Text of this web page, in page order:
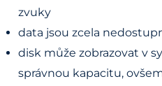
zvuky
data jsou zcela
disk může zobrazovat v
správnou kapacitu,